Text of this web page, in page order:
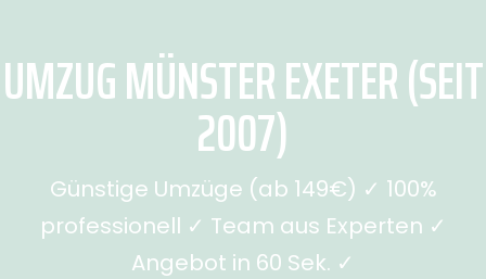
UMZUG MÜNSTER EXETER (SEIT
2007)
Günstige Umzüge (ab 149€) ✓ 100%
professionell ✓ Team aus Experten ✓
Angebot in 60 Sek. ✓